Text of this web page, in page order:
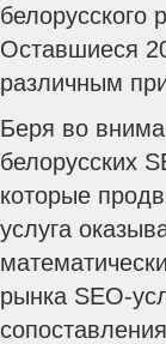
белорусского
Оставшиеся
различным
Беря во
белорусских
которые
услуга
рынка SEO-